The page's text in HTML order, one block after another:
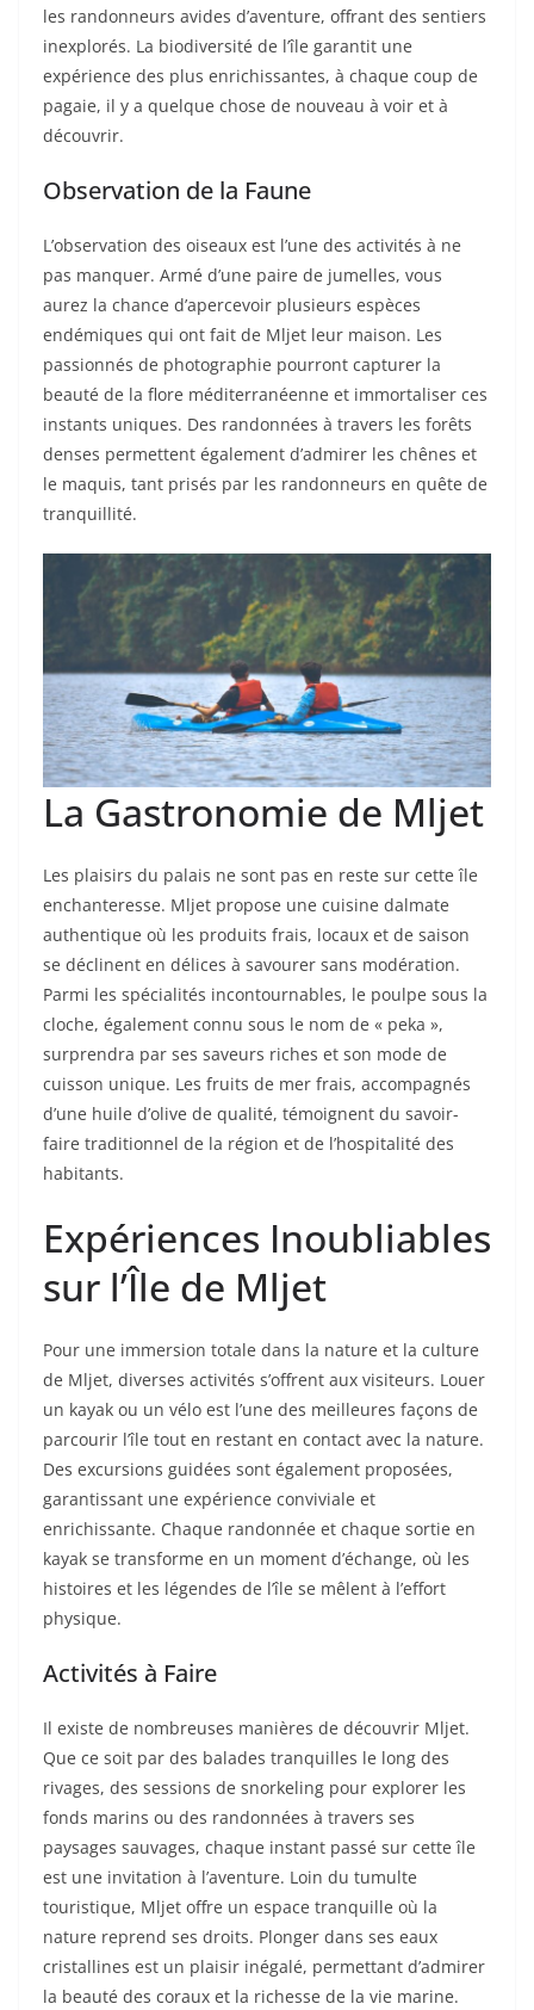
les randonneurs avides d’aventure, offrant des sentiers
inexplorés. La biodiversité de l’île garantit une
expérience des plus enrichissantes, à chaque coup de
pagaie, il y a quelque chose de nouveau à voir et à
découvrir.
Observation de la Faune
L’observation des oiseaux est l’une des activités à ne
pas manquer. Armé d’une paire de jumelles, vous
aurez la chance d’apercevoir plusieurs espèces
endémiques qui ont fait de Mljet leur maison. Les
passionnés de photographie pourront capturer la
beauté de la flore méditerranéenne et immortaliser ces
instants uniques. Des randonnées à travers les forêts
denses permettent également d’admirer les chênes et
le maquis, tant prisés par les randonneurs en quête de
tranquillité.
La Gastronomie de Mljet
Les plaisirs du palais ne sont pas en reste sur cette île
enchanteresse. Mljet propose une cuisine dalmate
authentique où les produits frais, locaux et de saison
se déclinent en délices à savourer sans modération.
Parmi les spécialités incontournables, le poulpe sous la
cloche, également connu sous le nom de « peka »,
surprendra par ses saveurs riches et son mode de
cuisson unique. Les fruits de mer frais, accompagnés
d’une huile d’olive de qualité, témoignent du savoir-
faire traditionnel de la région et de l’hospitalité des
habitants.
Expériences Inoubliables
sur l’Île de Mljet
Pour une immersion totale dans la nature et la culture
de Mljet, diverses activités s’offrent aux visiteurs. Louer
un kayak ou un vélo est l’une des meilleures façons de
parcourir l’île tout en restant en contact avec la nature.
Des excursions guidées sont également proposées,
garantissant une expérience conviviale et
enrichissante. Chaque randonnée et chaque sortie en
kayak se transforme en un moment d’échange, où les
histoires et les légendes de l’île se mêlent à l’effort
physique.
Activités à Faire
Il existe de nombreuses manières de découvrir Mljet.
Que ce soit par des balades tranquilles le long des
rivages, des sessions de snorkeling pour explorer les
fonds marins ou des randonnées à travers ses
paysages sauvages, chaque instant passé sur cette île
est une invitation à l’aventure. Loin du tumulte
touristique, Mljet offre un espace tranquille où la
nature reprend ses droits. Plonger dans ses eaux
cristallines est un plaisir inégalé, permettant d’admirer
la beauté des coraux et la richesse de la vie marine.